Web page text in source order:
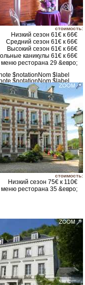
стоимость:
Низкий сезон 61€ к 66€
Средний сезон 61€ к 66€
Высокий сезон 61€ к 66€
каникулы 61€ к 66€
меню ресторана 29 &евро;
стоимость:
Низкий сезон 75€ к 110€
меню ресторана 35 &евро;